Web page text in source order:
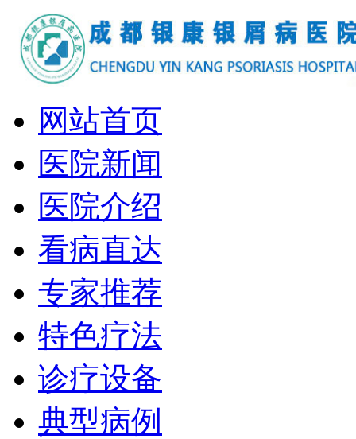
网站首页
医院新闻
医院介绍
看病直达
专家推荐
特色疗法
诊疗设备
典型病例